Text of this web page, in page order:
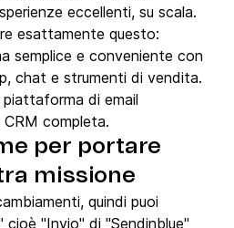
eccellenti, su scala.
esattamente questo:
semplice e conveniente con
chat e strumenti di vendita.
di email
completa.
per portare
missione
quindi puoi
cioè "Invio" di "Sendinblue"